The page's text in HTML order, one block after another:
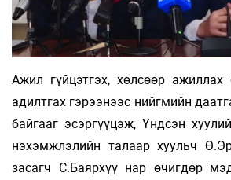
Ажил гүйцэтгэх, хөлсөөр ажиллах
адилтгах гэрээнээс нийгмийн
байгааг эсэргүүцэж, Үндсэн
нэхэмжлэлийн талаар хуульч
засагч С.Баярхүү нар өчигдөр